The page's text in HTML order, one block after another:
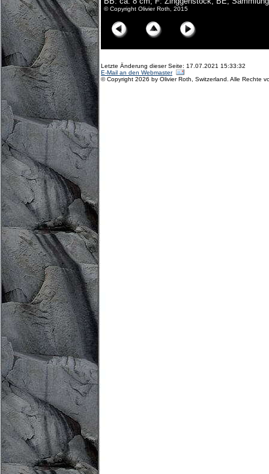
© Copyright Olivier Roth, 2015
Letzte Änderung dieser Seite: 17.07.2021 15:33:32
E-Mail an den Webmaster
© Copyright 2026 by Olivier Roth, Switzerland. Alle Rechte